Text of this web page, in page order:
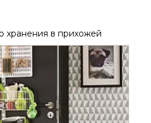
хранения в прихожей